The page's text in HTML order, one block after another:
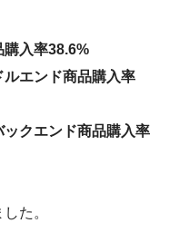
購入率38.6%
ルエンド商品購入率
ックエンド商品購入率
た。